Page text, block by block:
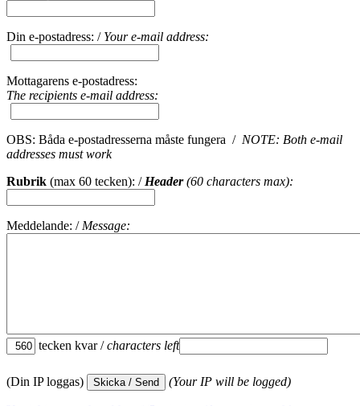
Din e-postadress: / Your e-mail address:
Mottagarens e-postadress:
The recipients e-mail address:
OBS: Båda e-postadresserna måste fungera / NOTE: Both e-mail
addresses must work
Rubrik (max 60 tecken): / Header(60 characters max):
Meddelande: / Message:
tecken kvar /characters left
(Din IP loggas) (Your IP will be logged)